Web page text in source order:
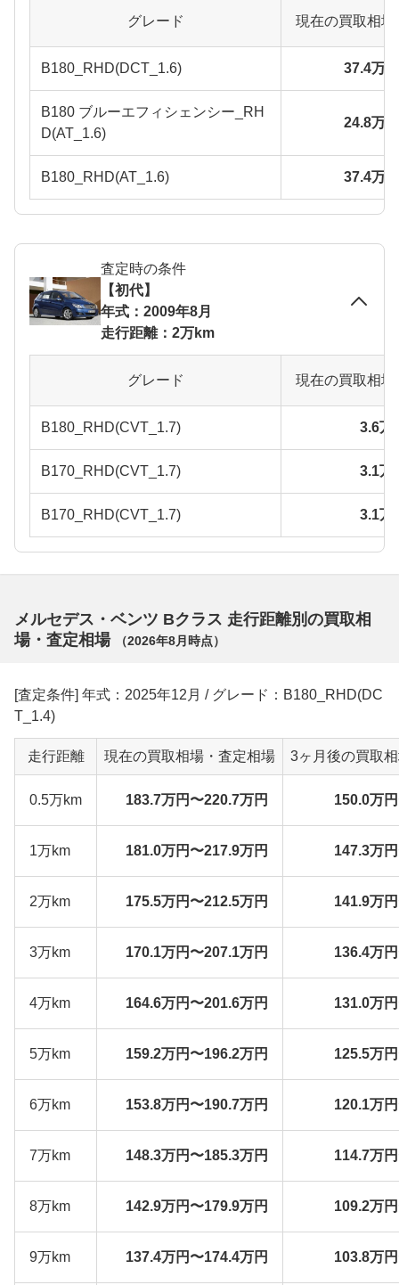
グレード 現在の買取相
B180_RHD(DCT_1.6) 37.4万
B180 ブルーエフィシェンシー_RH
D(AT_1.6)
24.8万
B180_RHD(AT_1.6) 37.4万
査定時の条件
【初代】
年式：2009年8月
走行距離：2万km
グレード 現在の買取相
B180_RHD(CVT_1.7) 3.6万
B170_RHD(CVT_1.7) 3.1万
B170_RHD(CVT_1.7) 3.1万
メルセデス・ベンツ Bクラス 走行距離別の買取相
場・査定相場
（2026年8月 時点）
[査定条件] 年式：2025年12月 / グレード：B180_RHD(DC
T_1.4)
走行距離 現在の買取相場・査定相場 3ヶ月後の買取
0.5万km 183.7万円〜220.7万円 150.0万
1万km 181.0万円〜217.9万円 147.3万
2万km 175.5万円〜212.5万円 141.9万
3万km 170.1万円〜207.1万円 136.4万
4万km 164.6万円〜201.6万円 131.0万
5万km 159.2万円〜196.2万円 125.5万
6万km 153.8万円〜190.7万円 120.1万
7万km 148.3万円〜185.3万円 114.7万
8万km 142.9万円〜179.9万円 109.2万
9万km 137.4万円〜174.4万円 103.8万